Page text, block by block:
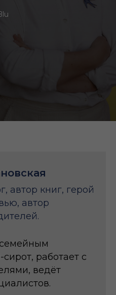
автор книг, герой
автор
работает с
ведёт